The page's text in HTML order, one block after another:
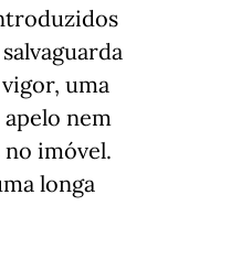
uma
nem
imóvel.
longa